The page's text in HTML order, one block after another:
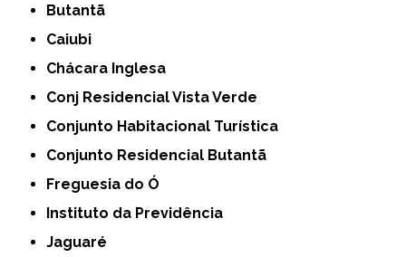
Butantã
Caiubi
Chácara Inglesa
Conj Residencial Vista Verde
Conjunto Habitacional Turística
Conjunto Residencial Butantã
Freguesia do Ó
Instituto da Previdência
Jaguaré